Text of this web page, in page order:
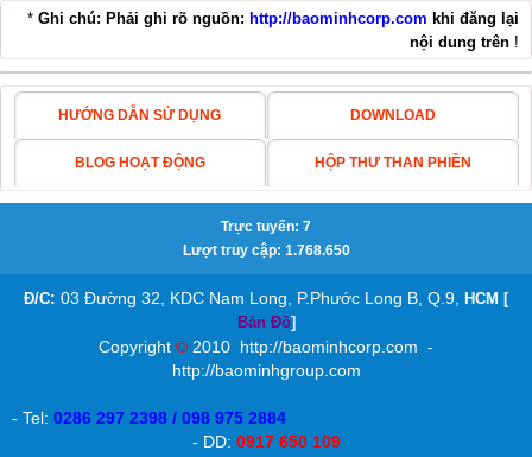
THIẾT BỊ CHỐNG SÉT LPI SGT50-25+NE100
KIM THU SÉT ABB OPR
KIM THU SÉT ABB OPR 60
* Ghi chú: Phải ghi rõ nguồn: http://baominhcorp.com khi đăng lại
nội dung trên !
HƯỚNG DẪN SỬ DỤNG DOWNLOAD
BLOG HOẠT ĐỘNG HỘP THƯ THAN PHIỀN
Trực tuyến: 7
Lượt truy cập: 1.768.650
Đ/C: 03 Đường 32, KDC Nam Long, P.Phước Long B, Q.9,
HCM [
Bản Đồ]
Copyright © 2010 http://baominhcorp.com -
http://baominhgroup.com
- Tel: 0286 297 2398 / 098 975 2884
- DD: 0917 650 109